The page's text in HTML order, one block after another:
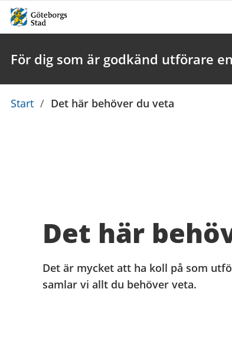
För dig som är godkänd utförare
Du
Start / Det här behöver du veta
Det här
Det är mycket att ha koll på som
samlar vi allt du behöver veta.